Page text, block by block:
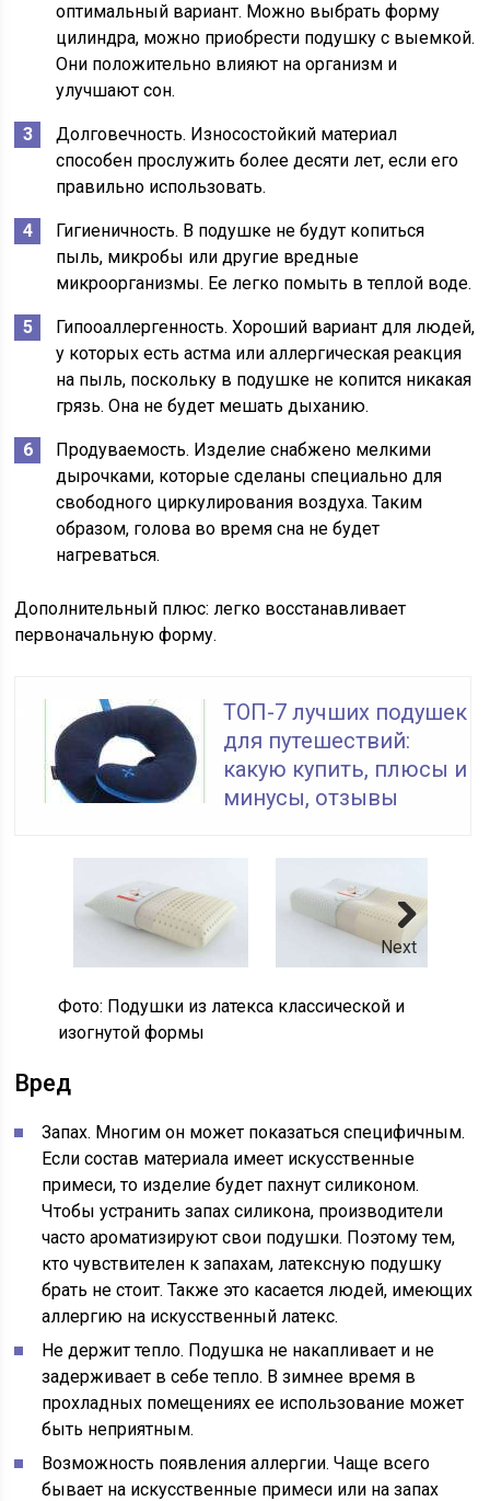
оптимальный вариант. Можно выбрать форму
цилиндра, можно приобрести подушку с выемкой.
Они положительно влияют на организм и
улучшают сон.
Долговечность. Износостойкий материал
способен прослужить более десяти лет, если его
правильно использовать.
Гигиеничность. В подушке не будут копиться
пыль, микробы или другие вредные
микроорганизмы. Ее легко помыть в теплой воде.
Гипооаллергенность. Хороший вариант для людей,
у которых есть астма или аллергическая реакция
на пыль, поскольку в подушке не копится никакая
грязь. Она не будет мешать дыханию.
Продуваемость. Изделие снабжено мелкими
дырочками, которые сделаны специально для
свободного циркулирования воздуха. Таким
образом, голова во время сна не будет
нагреваться.
Дополнительный плюс: легко восстанавливает
первоначальную форму.
ТОП-7 лучших подушек
для путешествий:
какую купить, плюсы и
минусы, отзывы
Next
Фото: Подушки из латекса классической и
изогнутой формы
Вред
Запах. Многим он может показаться специфичным.
Если состав материала имеет искусственные
примеси, то изделие будет пахнут силиконом.
Чтобы устранить запах силикона, производители
часто ароматизируют свои подушки. Поэтому тем,
кто чувствителен к запахам, латексную подушку
брать не стоит. Также это касается людей, имеющих
аллергию на искусственный латекс.
Не держит тепло. Подушка не накапливает и не
задерживает в себе тепло. В зимнее время в
прохладных помещениях ее использование может
быть неприятным.
Возможность появления аллергии. Чаще всего
бывает на искусственные примеси или на запах